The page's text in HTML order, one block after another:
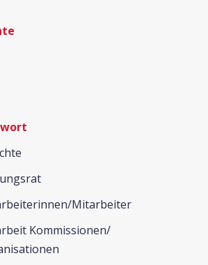
Mitarbeiter
Kommissionen/